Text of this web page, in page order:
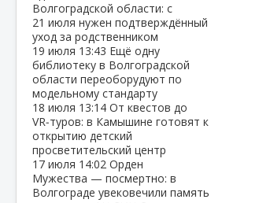
Волгоградской области: с
21 июля нужен подтверждённый
уход за родственником
19 июля 13:43 Ещё одну
библиотеку в Волгоградской
области переоборудуют по
модельному стандарту
18 июля 13:14 От квестов до
VR‑туров: в Камышине готовят к
открытию детский
просветительский центр
17 июля 14:02 Орден
Мужества — посмертно: в
Волгограде увековечили память